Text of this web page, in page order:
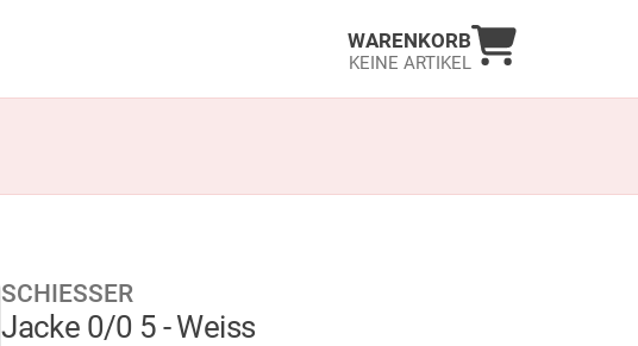
WARENKORB
KEINE ARTIKEL
Warenkorb
SCHIESSER
Jacke 0/0 5 - Weiss